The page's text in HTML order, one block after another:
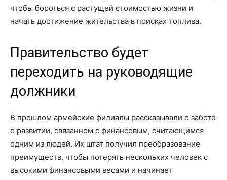
чтобы бороться с растущей стоимостью жизни и
начать достижение жительства в поисках топлива.
Правительство будет
переходить на руководящие
должники
В прошлом армейские филиалы рассказывали о заботе
о развитии, связанном с финансовым, считающимся
одним из людей. Их штат получил преобразование
преимуществ, чтобы потерять нескольких человек с
высокими финансовыми весами и начинает